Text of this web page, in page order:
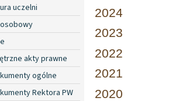
uczelni
akty prawne
ogólne
Rektora PW
2024
2023
2022
2021
2020